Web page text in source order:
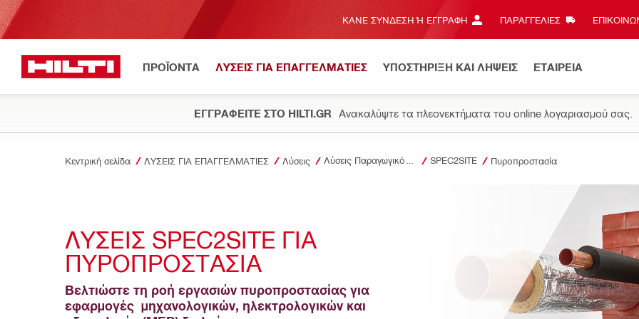
ΚΆΝΕ ΣΎΝΔΕΣΗ Ή ΕΓΓΡΑΦΉ ΠΑΡΑΓΓΕΛΙΕΣ
ΠΡΟΪΟΝΤΑ ΛΥΣΕΙΣ ΓΙΑ ΕΠΑΓΓΕΛΜΑΤΙΕΣ ΥΠΟΣΤΗΡΙΞΗ ΚΑΙ ΛΗΨΕΙΣ ΕΤΑΙΡΕΙΑ
ΕΓΓΡΑΦΕΙΤΕ ΣΤΟ HILTI.GR Ανακαλύψτε τα πλεονεκτήματα του online λογαριασμού σας.
Κεντρική σελίδα ΛΥΣΕΙΣ ΓΙΑ ΕΠΑΓΓΕΛΜΑΤΙΕΣ Λύσεις SPEC2SITE Πυροπροστασία
ΛΎΣΕΙΣ SPEC2SITE ΓΙΑ
ΠΥΡΟΠΡΟΣΤΑΣΊΑ
Βελτιώστε τη ροή εργασιών πυροπροστασίας για
εφαρμογές  μηχανολογικών, ηλεκτρολογικών και